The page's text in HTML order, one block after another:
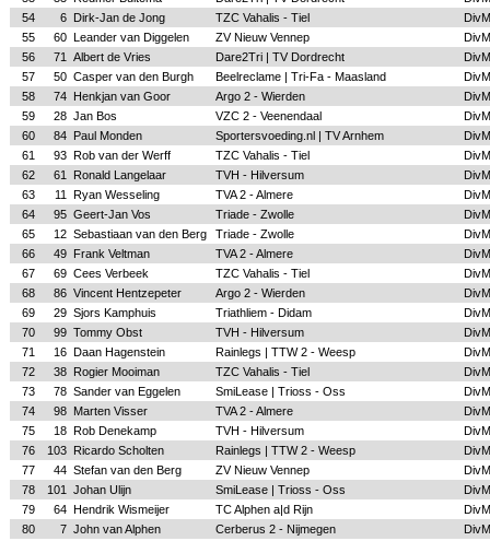
54
6 Dirk-Jan de Jong TZC Vahalis - Tiel
DivM
55
60 Leander van Diggelen ZV Nieuw Vennep
DivM
56
71 Albert de Vries Dare2Tri | TV Dordrecht
DivM
57
50 Casper van den Burgh Beelreclame | Tri-Fa - Maasland
DivM
58
74 Henkjan van Goor Argo 2 - Wierden
DivM
59
28 Jan Bos VZC 2 - Veenendaal
DivM
60
84 Paul Monden Sportersvoeding.nl | TV Arnhem
DivM
61
93 Rob van der Werff TZC Vahalis - Tiel
DivM
62
61 Ronald Langelaar TVH - Hilversum
DivM
63
11 Ryan Wesseling TVA 2 - Almere
DivM
64
95 Geert-Jan Vos Triade - Zwolle
DivM
65
12 Sebastiaan van den Berg Triade - Zwolle
DivM
66
49 Frank Veltman TVA 2 - Almere
DivM
67
69 Cees Verbeek TZC Vahalis - Tiel
DivM
68
86 Vincent Hentzepeter Argo 2 - Wierden
DivM
69
29 Sjors Kamphuis Triathliem - Didam
DivM
70
99 Tommy Obst TVH - Hilversum
DivM
71
16 Daan Hagenstein Rainlegs | TTW 2 - Weesp
DivM
72
38 Rogier Mooiman TZC Vahalis - Tiel
DivM
73
78 Sander van Eggelen SmiLease | Trioss - Oss
DivM
74
98 Marten Visser TVA 2 - Almere
DivM
75
18 Rob Denekamp TVH - Hilversum
DivM
76
103 Ricardo Scholten Rainlegs | TTW 2 - Weesp
DivM
77
44 Stefan van den Berg ZV Nieuw Vennep
DivM
78
101 Johan Ulijn SmiLease | Trioss - Oss
DivM
79
64 Hendrik Wismeijer TC Alphen a|d Rijn
DivM
80
7 John van Alphen Cerberus 2 - Nijmegen
DivM